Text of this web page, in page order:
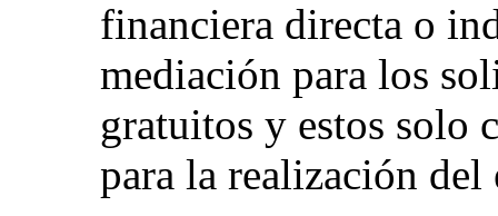
financiera directa o
mediación para los
gratuitos y estos solo
para la realización